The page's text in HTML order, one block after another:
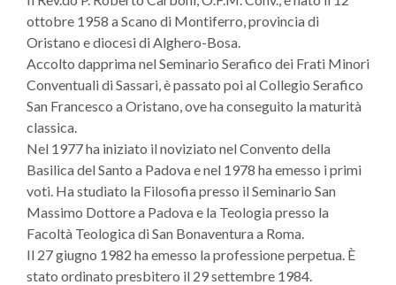
ottobre 1958 a Scano di Montiferro, provincia di
Oristano e diocesi di Alghero-Bosa.
Accolto dapprima nel Seminario Serafico dei Frati Minori
Conventuali di Sassari, è passato poi al Collegio Serafico
San Francesco a Oristano, ove ha conseguito la maturità
classica.
Nel 1977 ha iniziato il noviziato nel Convento della
Basilica del Santo a Padova e nel 1978 ha emesso i primi
voti. Ha studiato la Filosofia presso il Seminario San
Massimo Dottore a Padova e la Teologia presso la
Facoltà Teologica di San Bonaventura a Roma.
Il 27 giugno 1982 ha emesso la professione perpetua. È
stato ordinato presbitero il 29 settembre 1984.